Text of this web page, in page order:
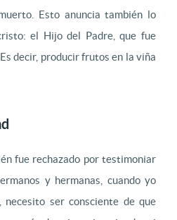
Esto anuncia también lo
el Hijo del Padre, que fue
decir, producir frutos en la viña
fue rechazado por testimoniar
y hermanas, cuando yo
ser consciente de que